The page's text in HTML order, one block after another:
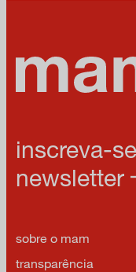
inscreva-
newsletter
sobre o mam
transparência